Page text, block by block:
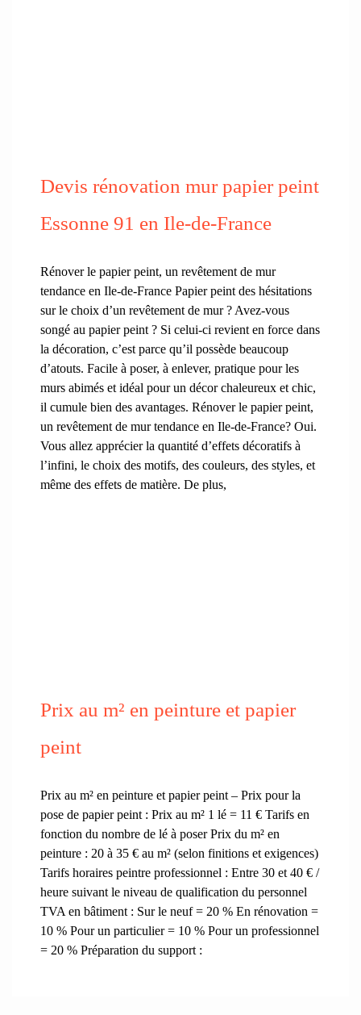
Devis rénovation mur papier peint
Essonne 91 en Ile-de-France
Rénover le papier peint, un revêtement de mur
tendance en Ile-de-France Papier peint des hésitations
sur le choix d’un revêtement de mur ? Avez-vous
songé au papier peint ? Si celui-ci revient en force dans
la décoration, c’est parce qu’il possède beaucoup
d’atouts. Facile à poser, à enlever, pratique pour les
murs abimés et idéal pour un décor chaleureux et chic,
il cumule bien des avantages. Rénover le papier peint,
un revêtement de mur tendance en Ile-de-France? Oui.
Vous allez apprécier la quantité d’effets décoratifs à
l’infini, le choix des motifs, des couleurs, des styles, et
même des effets de matière. De plus,
Prix au m² en peinture et papier
peint
Prix au m² en peinture et papier peint – Prix pour la
pose de papier peint : Prix au m² 1 lé = 11 € Tarifs en
fonction du nombre de lé à poser Prix du m² en
peinture : 20 à 35 € au m² (selon finitions et exigences)
Tarifs horaires peintre professionnel : Entre 30 et 40 € /
heure suivant le niveau de qualification du personnel
TVA en bâtiment : Sur le neuf = 20 % En rénovation =
10 % Pour un particulier = 10 % Pour un professionnel
= 20 % Préparation du support :